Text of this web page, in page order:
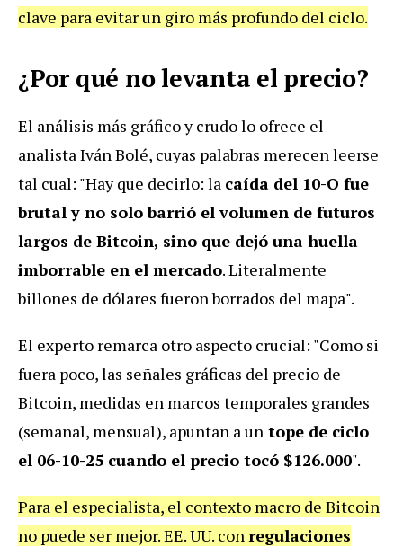
clave para evitar un giro más profundo del ciclo.
¿Por qué no levanta el precio?
El análisis más gráfico y crudo lo ofrece el
analista Iván Bolé, cuyas palabras merecen leerse
tal cual: "Hay que decirlo: la caída del 10-O fue
brutal y no solo barrió el volumen de futuros
largos de Bitcoin, sino que dejó una huella
imborrable en el mercado. Literalmente
billones de dólares fueron borrados del mapa".
El experto remarca otro aspecto crucial: "Como si
fuera poco, las señales gráficas del precio de
Bitcoin, medidas en marcos temporales grandes
(semanal, mensual), apuntan a un tope de ciclo
el 06-10-25 cuando el precio tocó $126.000".
Para el especialista, el contexto macro de Bitcoin
no puede ser mejor. EE. UU. conregulaciones